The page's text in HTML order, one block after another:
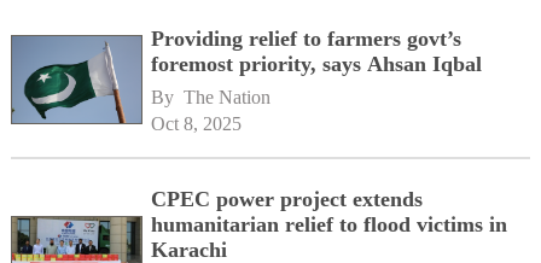
Providing relief to farmers govt’s
foremost priority, says Ahsan Iqbal
By The Nation
Oct 8, 2025
CPEC power project extends
humanitarian relief to flood victims in
Karachi